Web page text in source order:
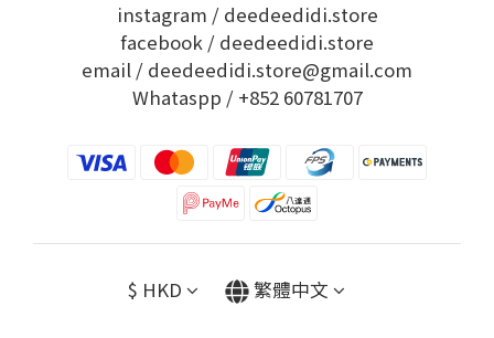
instagram / deedeedidi.store
facebook / deedeedidi.store
email / deedeedidi.store@gmail.com
Whataspp / +852 60781707
$ HKD 繁體中文